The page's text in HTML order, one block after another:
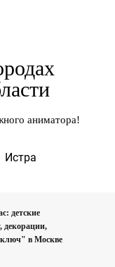
аниматора!
Истра
детские
декорации,
ключ" в Москве